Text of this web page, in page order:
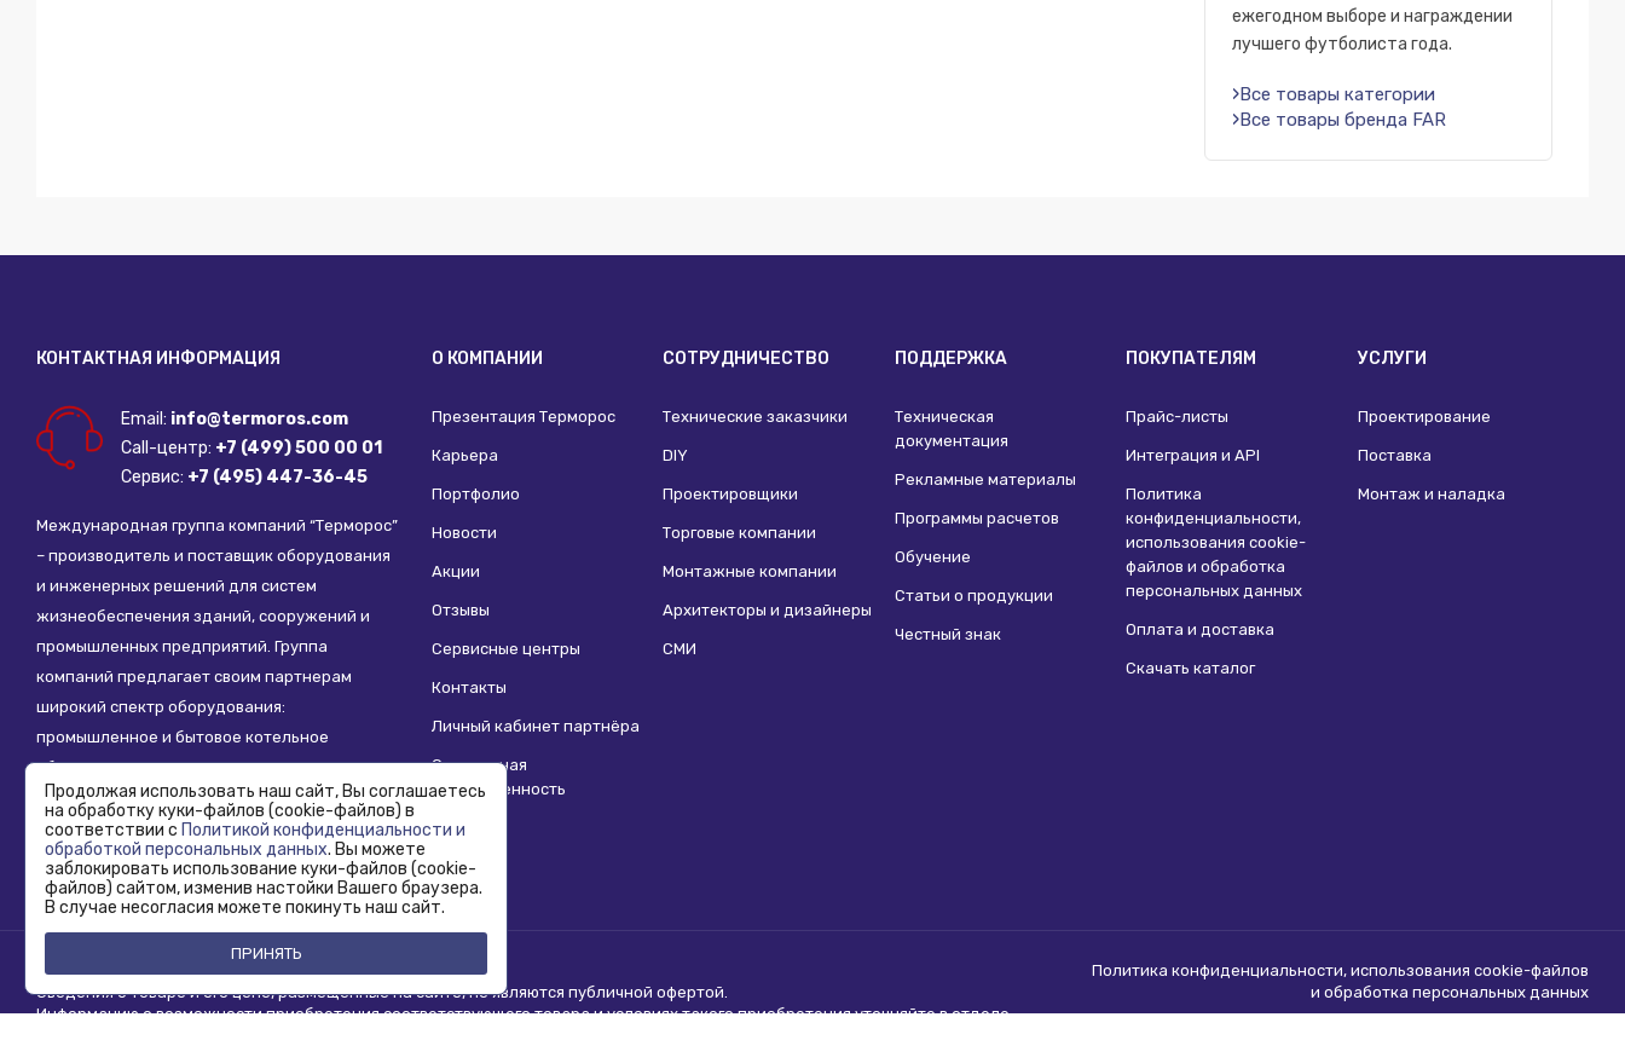
ежегодном выборе и награждении
лучшего футболиста года.
Все товары категории
Все товары бренда FAR
КОНТАКТНАЯ ИНФОРМАЦИЯ
Email: info@termoros.com
Call-центр: +7 (499) 500 00 01
Сервис: +7 (495) 447-36-45
Международная группа компаний “Терморос”
– производитель и поставщик оборудования
и инженерных решений для систем
жизнеобеспечения зданий, сооружений и
промышленных предприятий. Группа
компаний предлагает своим партнерам
широкий спектр оборудования:
промышленное и бытовое котельное
оборудование, системы отопления,
водоснабжения, водоподготовки и другие
инженерные системы.
О КОМПАНИИ
Презентация Терморос
Карьера
Портфолио
Новости
Акции
Отзывы
Сервисные центры
Контакты
Личный кабинет партнёра
Социальная
ответственность
СОТРУДНИЧЕСТВО
Технические заказчики
DIY
Проектировщики
Торговые компании
Монтажные компании
Архитекторы и дизайнеры
СМИ
ПОДДЕРЖКА
Техническая
документация
Рекламные материалы
Программы расчетов
Обучение
Статьи о продукции
Честный знак
ПОКУПАТЕЛЯМ
Прайс-листы
Интеграция и API
Политика
конфиденциальности,
использования сookie-
файлов и обработка
персональных данных
Оплата и доставка
Скачать каталог
УСЛУГИ
Проектирование
Поставка
Монтаж и наладка
Copyright © 1995 - 2026 Termoros. Все права защищены.
Сведения о товаре и его цене, размещенные на сайте, не являются публичной офертой.
Информацию о возможности приобретения соответствующего товара и условиях такого приобретения уточняйте в отделе
Политика конфиденциальности, использования сookie-файлов
и обработка персональных данных
Продолжая использовать наш сайт, Вы соглашаетесь
на обработку куки-файлов (cookie-файлов) в
соответствии с Политикой конфиденциальности и
обработкой персональных данных. Вы можете
заблокировать использование куки-файлов (cookie-
файлов) сайтом, изменив настойки Вашего браузера.
В случае несогласия можете покинуть наш сайт.
ПРИНЯТЬ